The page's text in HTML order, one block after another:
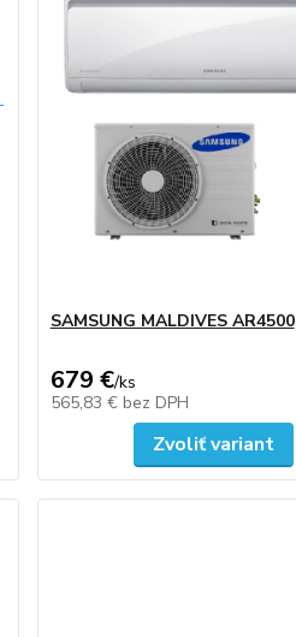
SAMSUNG MALDIVES AR4500
679 €/ks
565,83 € bez DPH
Zvoliť variant